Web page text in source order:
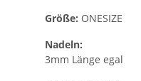
Größe: ONESIZE
Nadeln:
3mm Länge egal